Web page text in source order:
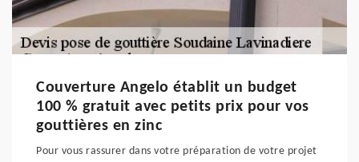
Couverture Angelo établit un budget
100 % gratuit avec petits prix pour vos
gouttières en zinc
Pour vous rassurer dans votre préparation de votre projet